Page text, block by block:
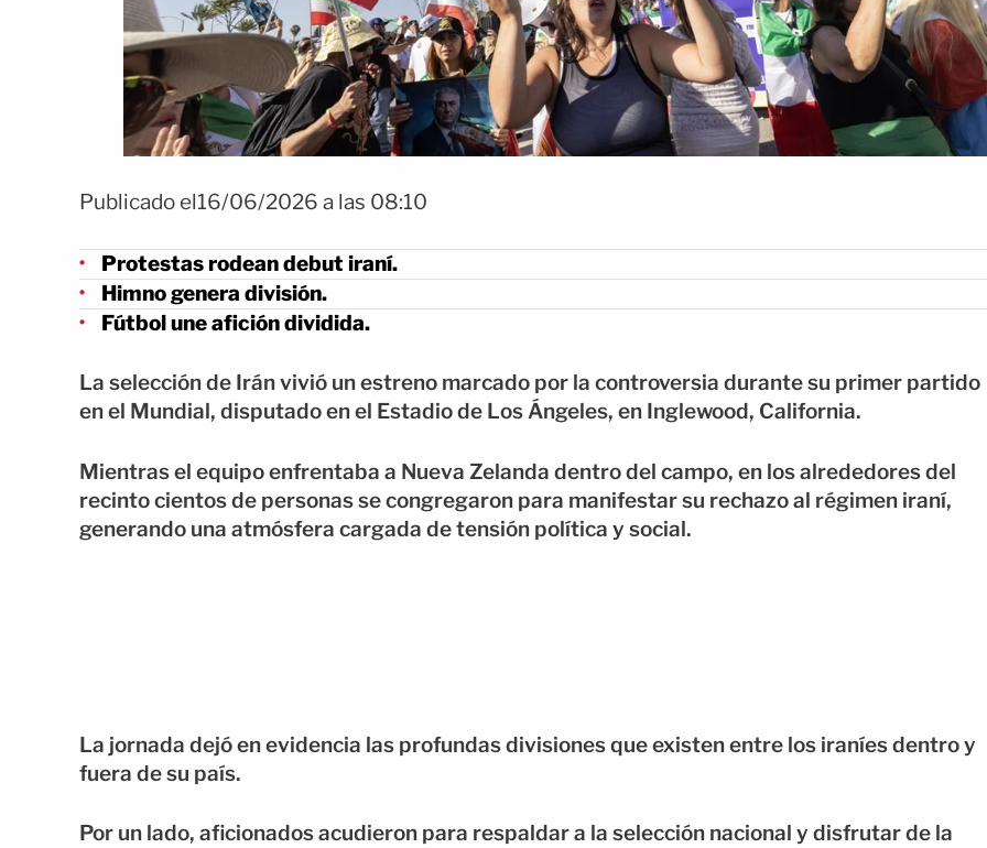
Publicado el16/06/2026 a las 08:10
Protestas rodean debut iraní.
Himno genera división.
Fútbol une afición dividida.
La selección de Irán vivió un estreno marcado por la controversia durante su primer partido
en el Mundial, disputado en el Estadio de Los Ángeles, en Inglewood, California.
Mientras el equipo enfrentaba a Nueva Zelanda dentro del campo, en los alrededores del
recinto cientos de personas se congregaron para manifestar su rechazo al régimen iraní,
generando una atmósfera cargada de tensión política y social.
La jornada dejó en evidencia las profundas divisiones que existen entre los iraníes dentro y
fuera de su país.
Por un lado, aficionados acudieron para respaldar a la selección nacional y disfrutar de la